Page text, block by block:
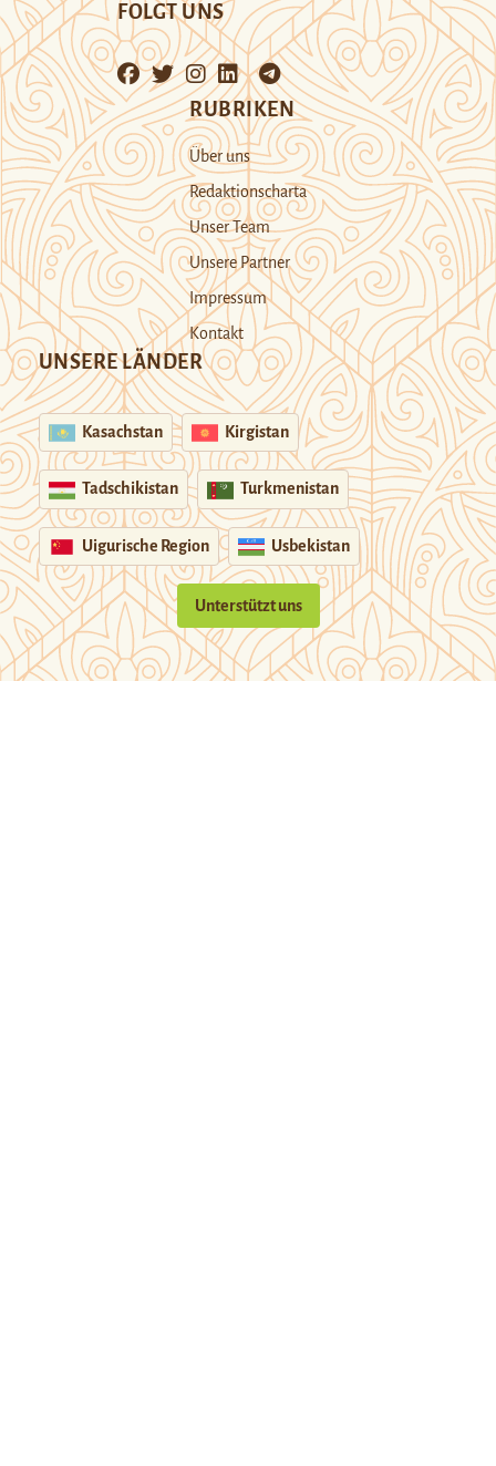
FOLGT UNS
RUBRIKEN
Über uns
Redaktionscharta
Unser Team
Unsere Partner
Impressum
Kontakt
UNSERE LÄNDER
Kasachstan Kirgistan
Tadschikistan Turkmenistan
Uigurische Region Usbekistan
Unterstützt uns